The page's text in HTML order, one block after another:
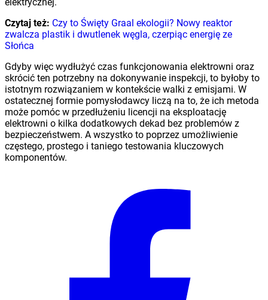
Czytaj też: Czy to Święty Graal ekologii? Nowy reaktor
zwalcza plastik i dwutlenek węgla, czerpiąc energię ze
Słońca
Gdyby więc wydłużyć czas funkcjonowania elektrowni oraz
skrócić ten potrzebny na dokonywanie inspekcji, to byłoby to
istotnym rozwiązaniem w kontekście walki z emisjami. W
ostatecznej formie pomysłodawcy liczą na to, że ich metoda
może pomóc w przedłużeniu licencji na eksploatację
elektrowni o kilka dodatkowych dekad bez problemów z
bezpieczeństwem. A wszystko to poprzez umożliwienie
częstego, prostego i taniego testowania kluczowych
komponentów.